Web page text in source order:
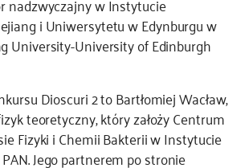
i Uniwersytetu w Edynburgu w
University-University of Edinburgh
Dioscuri 2 to Bartłomiej Wacław,
teoretyczny, który założy Centrum
Fizyki i Chemii Bakterii w Instytucie
Jego partnerem po stronie